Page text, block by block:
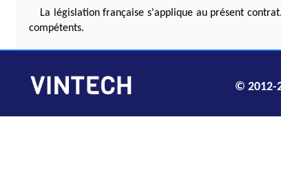
La législation française s'applique au présent
compétents.
© 2012-